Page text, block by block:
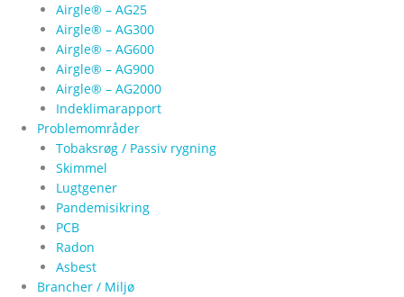
Airgle® – AG25
Airgle® – AG300
Airgle® – AG600
Airgle® – AG900
Airgle® – AG2000
Indeklimarapport
Problemområder
Tobaksrøg / Passiv rygning
Skimmel
Lugtgener
Pandemisikring
PCB
Radon
Asbest
Brancher / Miljø